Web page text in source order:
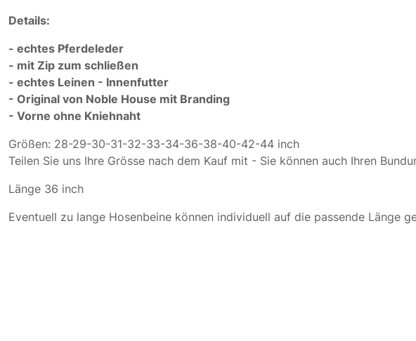
Details:
- echtes Pferdeleder
- mit Zip zum schließen
- echtes Leinen - Innenfutter
- Original von Noble House mit Branding
- Vorne ohne Kniehnaht
Größen: 28-29-30-31-32-33-34-36-38-40-42-44 inch
Teilen Sie uns Ihre Grösse nach dem Kauf mit - Sie können auch Ihren
Länge 36 inch
Eventuell zu lange Hosenbeine können individuell auf die passende Länge